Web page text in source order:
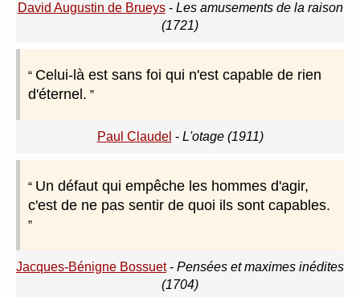
David Augustin de Brueys- Les amusements de la raison
(1721)
Celui-là est sans foi qui n'est capable de rien
d'éternel.
Paul Claudel - L'otage (1911)
Un défaut qui empêche les hommes d'agir,
c'est de ne pas sentir de quoi ils sont capables.
Jacques-Bénigne Bossuet- Pensées et maximes inédites
(1704)